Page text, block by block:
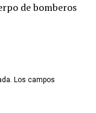
de bomberos
Los campos